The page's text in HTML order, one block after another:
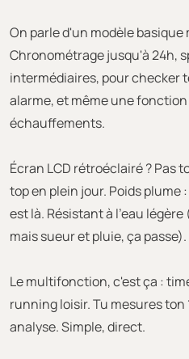
On parle d'un modèle basique
Chronométrage jusqu'à 24h,
intermédiaires, pour checker
alarme, et même une
échauffements.
Écran LCD rétroéclairé ? Pas
top en plein jour. Poids plume
est là. Résistant à l'eau
mais sueur et pluie, ça passe).
Le multifonction, c'est ça :
running loisir. Tu mesures ton
analyse. Simple, direct.